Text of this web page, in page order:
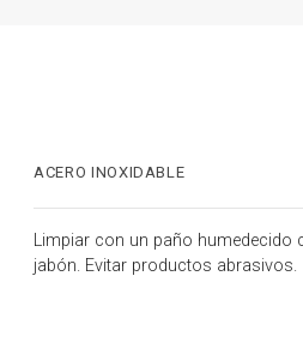
ACERO INOXIDABLE
Limpiar con un paño humedecido
jabón. Evitar productos abrasivos.